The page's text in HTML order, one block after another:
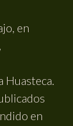
en
Huasteca.
en